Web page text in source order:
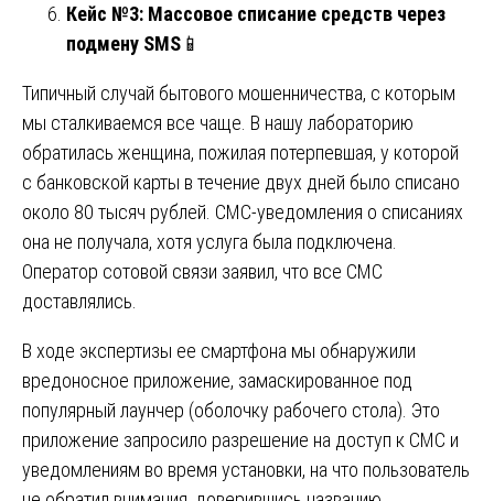
Кейс №3: Массовое списание средств через
подмену SMS 📱
Типичный случай бытового мошенничества, с которым
мы сталкиваемся все чаще. В нашу лабораторию
обратилась женщина, пожилая потерпевшая, у которой
с банковской карты в течение двух дней было списано
около 80 тысяч рублей. СМС-уведомления о списаниях
она не получала, хотя услуга была подключена.
Оператор сотовой связи заявил, что все СМС
доставлялись.
В ходе экспертизы ее смартфона мы обнаружили
вредоносное приложение, замаскированное под
популярный лаунчер (оболочку рабочего стола). Это
приложение запросило разрешение на доступ к СМС и
уведомлениям во время установки, на что пользователь